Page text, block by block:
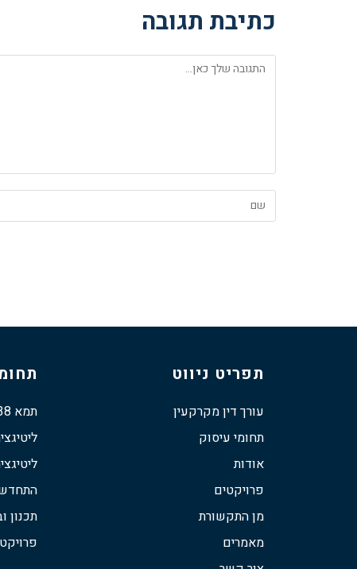
כתיבת תגובה
תפריט ניווט
עורך דין מקרקעין
תחומי עיסוק
אודות
פרויקטים
מן התקשורת
מאמרים
תמא 38
תכנון